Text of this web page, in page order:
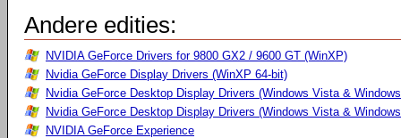
Andere edities:
NVIDIA GeForce Drivers for 9800 GX2 / 9600 GT (WinXP)
Nvidia GeForce Display Drivers (WinXP 64-bit)
Nvidia GeForce Desktop Display Drivers (Windows Vista &
Nvidia GeForce Desktop Display Drivers (Windows Vista &
NVIDIA GeForce Experience